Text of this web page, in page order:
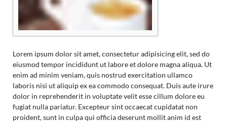
Lorem ipsum dolor sit amet, consectetur adipisicing elit, sed do
eiusmod tempor incididunt ut labore et dolore magna aliqua. Ut
enim ad minim veniam, quis nostrud exercitation ullamco
laboris nisi ut aliquip ex ea commodo consequat. Duis aute irure
dolor in reprehenderit in voluptate velit esse cillum dolore eu
fugiat nulla pariatur. Excepteur sint occaecat cupidatat non
proident, sunt in culpa qui officia deserunt mollit anim id est